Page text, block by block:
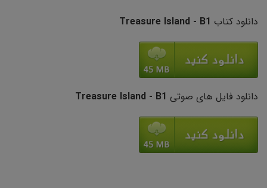
دانلود کتاب Treasure Island - B1
دانلود فایل های صوتی Treasure Island - B1